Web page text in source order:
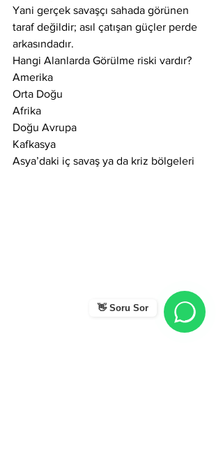
👋 Soru Sor
Yani gerçek savaşçı sahada görünen
taraf değildir; asıl çatışan güçler perde
arkasındadır.
Hangi Alanlarda Görülme riski vardır?
Amerika
Orta Doğu
Afrika
Doğu Avrupa
Kafkasya
Asya’daki iç savaş ya da kriz bölgeleri